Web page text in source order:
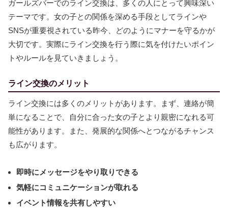
ガールズバーでのライン交換は、多くの人にとって興味深い
テーマです。女の子との関係を深める手段としてラインや
SNSが重要視されている昨今、どのようにマナーを守るかが
大切です。実際にライン交換を行う際に気を付けたいポイン
トやルールを見ていきましょう。
ライン交換のメリット
ライン交換には多くのメリットがあります。まず、連絡が簡
単になることで、自分に合った女の子とより親密になれる可
能性があります。また、発展的な関係へとつながるチャンス
も広がります。
即時にメッセージをやり取りできる
気軽にコミュニケーションが取れる
イベント情報を共有しやすい